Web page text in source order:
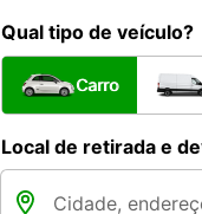
Qual tipo de veículo?
Carro
Local de retirada e